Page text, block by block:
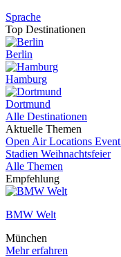
Sprache
Top Destinationen
Berlin
Hamburg
Dortmund
Alle Destinationen
Aktuelle Themen
Open Air Locations Event
Stadien Weihnachtsfeier
Alle Themen
Empfehlung
BMW Welt
München
Mehr erfahren